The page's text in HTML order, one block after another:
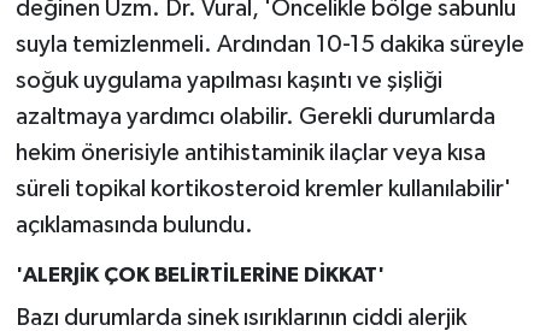
değinen Uzm. Dr. Vural, 'Öncelikle bölge sabunlu
suyla temizlenmeli. Ardından 10-15 dakika süreyle
soğuk uygulama yapılması kaşıntı ve şişliği
azaltmaya yardımcı olabilir. Gerekli durumlarda
hekim önerisiyle antihistaminik ilaçlar veya kısa
süreli topikal kortikosteroid kremler kullanılabilir'
açıklamasında bulundu.
'ALERJİK ÇOK BELİRTİLERİNE DİKKAT'
Bazı durumlarda sinek ısırıklarının ciddi alerjik